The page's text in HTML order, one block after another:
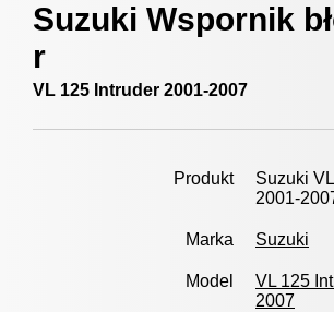
Suzuki Wspornik
r
VL 125 Intruder 2001-2007
Produkt
Suzuki
2001-
Marka Suzuki
Model
VL 125
2007